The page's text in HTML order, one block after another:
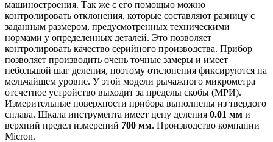
машиностроения. Так же с его помощью можно
контролировать отклонения, которые составляют разницу с
заданным размером, предусмотренных техническими
нормами у определенных деталей. Это позволяет
контролировать качество серийного производства. Прибор
позволяет производить очень точные замеры и имеет
небольшой шаг деления, поэтому отклонения фиксируются на
мельчайшем уровне. У этой модели рычажного микрометра
отсчетное устройство выходит за пределы скобы (МРИ).
Измерительные поверхности прибора выполнены из твердого
сплава. Шкала инструмента имеет цену деления 0.01 мм и
верхний предел измерений 700 мм. Производство компании
Micron.